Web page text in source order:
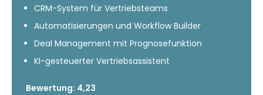
CRM-System für Vertriebsteams
Automatisierungen und Workflow Builder
Deal Management mit Prognosefunktion
KI-gesteuerter Vertriebsassistent
Bewertung: 4,23